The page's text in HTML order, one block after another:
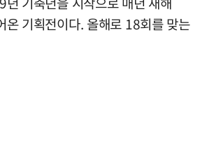
온 기획전이다. 올해로 18회를 맞는